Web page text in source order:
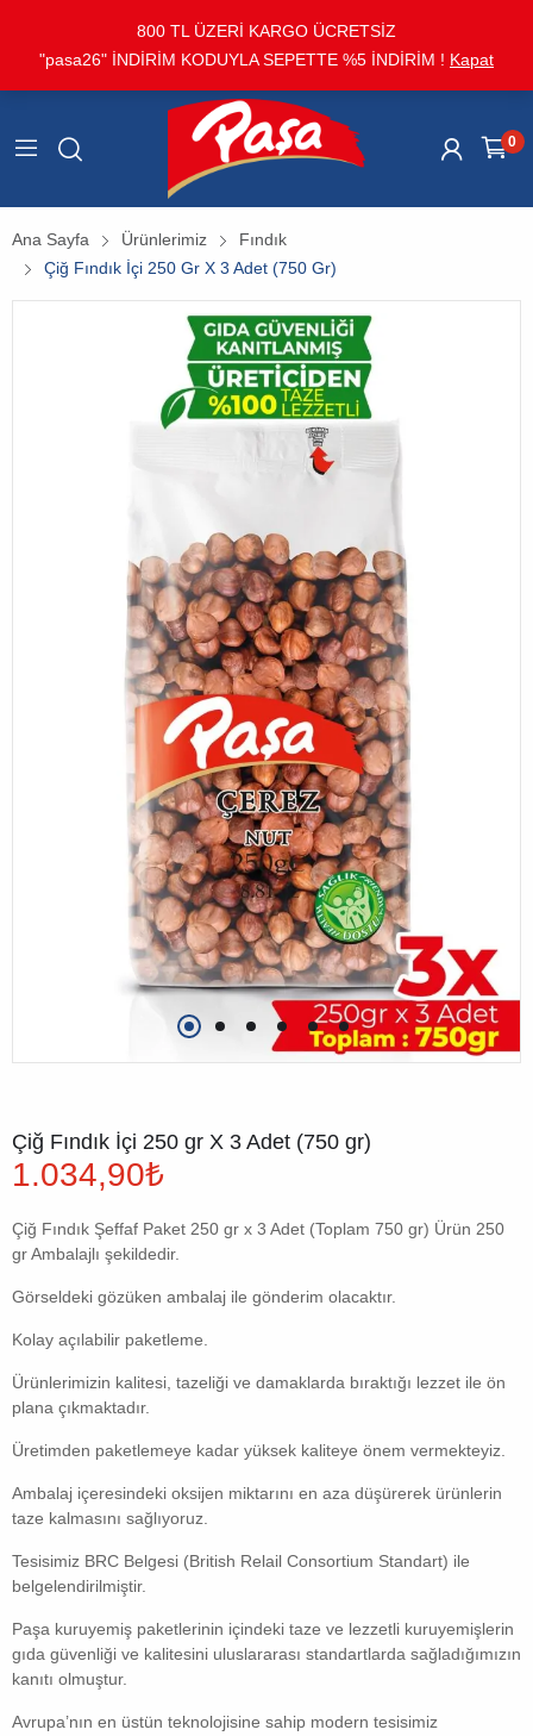
800 TL ÜZERİ KARGO ÜCRETSİZ
"pasa26" İNDİRİM KODUYLA SEPETTE %5 İNDİRİM ! Kapat
0
Ana Sayfa Ürünlerimiz
Fındık
Çiğ Fındık İçi 250 Gr X 3 Adet (750 Gr)
Çiğ Fındık İçi 250 gr X 3 Adet (750 gr)
1.034,90₺
Çiğ Fındık Şeffaf Paket 250 gr x 3 Adet (Toplam 750 gr) Ürün 250
gr Ambalajlı şekildedir.
Görseldeki gözüken ambalaj ile gönderim olacaktır.
Kolay açılabilir paketleme.
Ürünlerimizin kalitesi, tazeliği ve damaklarda bıraktığı lezzet ile ön
plana çıkmaktadır.
Üretimden paketlemeye kadar yüksek kaliteye önem vermekteyiz.
Ambalaj içeresindeki oksijen miktarını en aza düşürerek ürünlerin
taze kalmasını sağlıyoruz.
Tesisimiz BRC Belgesi (British Relail Consortium Standart) ile
belgelendirilmiştir.
Paşa kuruyemiş paketlerinin içindeki taze ve lezzetli kuruyemişlerin
gıda güvenliği ve kalitesini uluslararası standartlarda sağladığımızın
kanıtı olmuştur.
Avrupa’nın en üstün teknolojisine sahip modern tesisimiz